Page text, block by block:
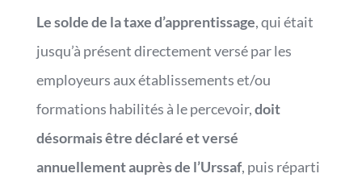
Le solde de la taxe d’apprentissage, qui était
jusqu’à présent directement versé par les
employeurs aux établissements et/ou
formations habilités à le percevoir,doit
désormais être déclaré et versé
annuellement auprès de l’Urssaf, puis réparti